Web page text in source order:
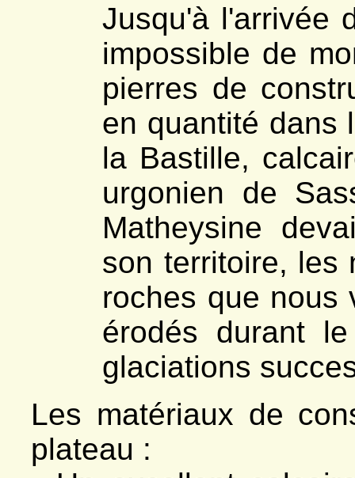
Jusqu'à l'arrivée
impossible de
pierres de
en quantité dans
la Bastille,
urgonien de
Matheysine
son territoire, les
roches que nous
érodés durant
glaciations
Les matériaux de
plateau :